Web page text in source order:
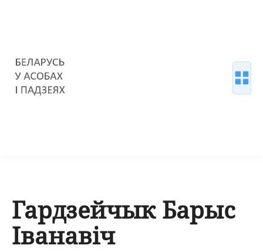
Гардзейчык Барыс
Іванавіч